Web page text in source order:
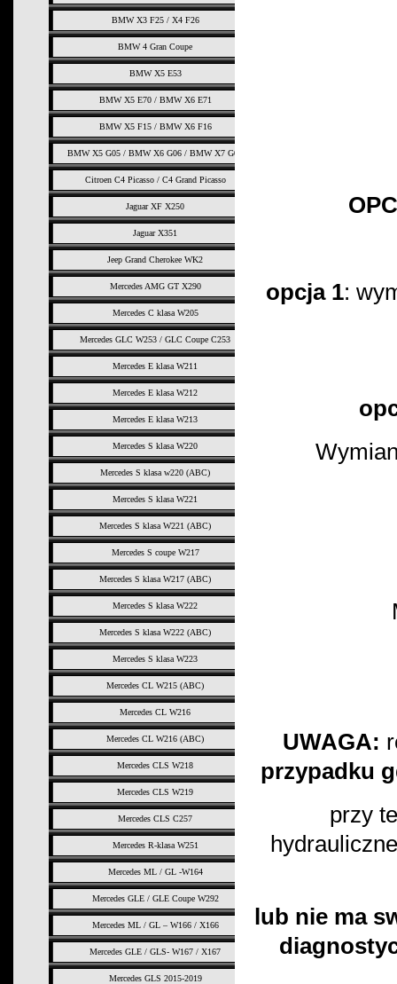
BMW X3 F25 / X4 F26
BMW 4 Gran Coupe
BMW X5 E53
BMW X5 E70 / BMW X6 E71
BMW X5 F15 / BMW X6 F16
BMW X5 G05 / BMW X6 G06 / BMW X7 G07
Citroen C4 Picasso / C4 Grand Picasso
Jaguar XF X250
Jaguar X351
Jeep Grand Cherokee WK2
Mercedes AMG GT X290
Mercedes C klasa W205
Mercedes GLC W253 / GLC Coupe C253
Mercedes E klasa W211
Mercedes E klasa W212
Mercedes E klasa W213
Mercedes S klasa W220
Mercedes S klasa w220 (ABC)
Mercedes S klasa W221
Mercedes S klasa W221 (ABC)
Mercedes S coupe W217
Mercedes S klasa W217 (ABC)
Mercedes S klasa W222
Mercedes S klasa W222 (ABC)
Mercedes S klasa W223
Mercedes CL W215 (ABC)
Mercedes CL W216
Mercedes CL W216 (ABC)
Mercedes CLS W218
Mercedes CLS W219
Mercedes CLS C257
Mercedes R-klasa W251
Mercedes ML / GL -W164
Mercedes GLE / GLE Coupe W292
Mercedes ML / GL – W166 / X166
Mercedes GLE / GLS- W167 / X167
Mercedes GLS 2015-2019
opcja 1:
UWAGA:
przypadku
przy
lub nie ma